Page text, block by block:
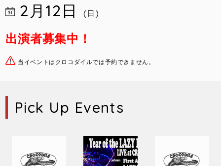
2月12日 (日)
出演者募集中！
当イベントはクロコダイルでは予約できません。
Pick Up Events